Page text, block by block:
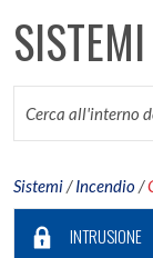
SISTEMI
Sistemi/Incendio/
INTRUSIONE